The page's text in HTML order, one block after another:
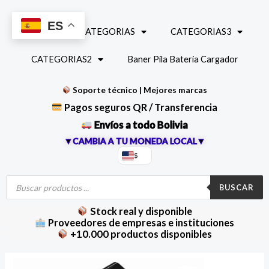
contenido
INICIO CATEGORIAS CATEGORIAS3
CATEGORIAS2 Baner Pila Bateria Cargador
Soporte técnico | Mejores marcas
Pagos seguros QR / Transferencia
Envíos a todo Bolivia
▼CAMBIA A TU MONEDA LOCAL▼
$
Búsqueda
productos
BUSCAR
Stock real y disponible
Proveedores de empresas e instituciones
+10.000 productos disponibles
ES